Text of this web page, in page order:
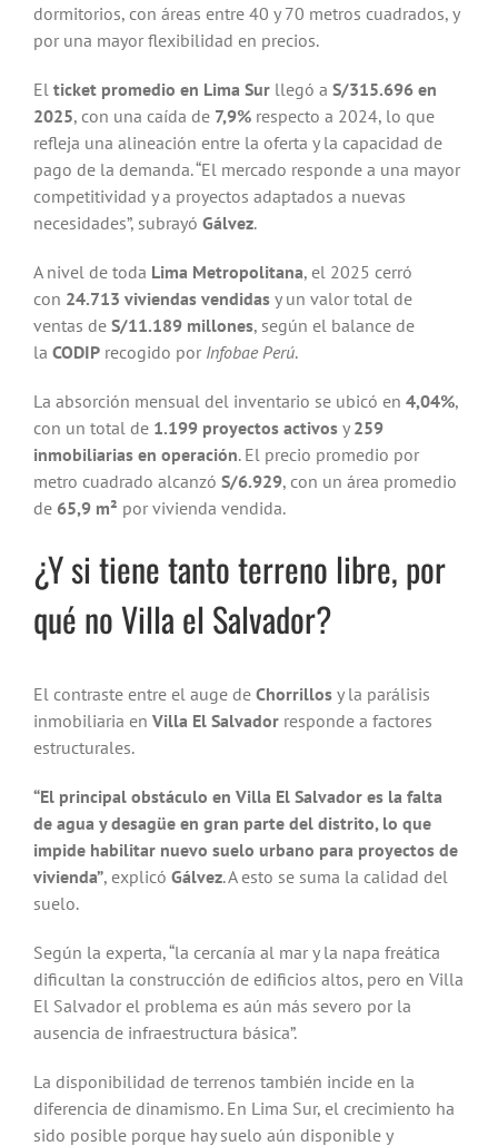
dormitorios, con áreas entre 40 y 70 metros cuadrados, y
por una mayor flexibilidad en precios.
El ticket promedio en Lima Sur llegó a S/315.696 en
2025, con una caída de 7,9% respecto a 2024, lo que
refleja una alineación entre la oferta y la capacidad de
pago de la demanda. “El mercado responde a una mayor
competitividad y a proyectos adaptados a nuevas
necesidades”, subrayó Gálvez.
A nivel de toda Lima Metropolitana, el 2025 cerró
con 24.713 viviendas vendidas y un valor total de
ventas de S/11.189 millones, según el balance de
la CODIP recogido por Infobae Perú.
La absorción mensual del inventario se ubicó en 4,04%,
con un total de 1.199 proyectos activos y 259
inmobiliarias en operación. El precio promedio por
metro cuadrado alcanzó S/6.929, con un área promedio
de 65,9 m² por vivienda vendida.
¿Y si tiene tanto terreno libre, por
qué no Villa el Salvador?
El contraste entre el auge de Chorrillos y la parálisis
inmobiliaria en Villa El Salvador responde a factores
estructurales.
“El principal obstáculo en Villa El Salvador es la falta
de agua y desagüe en gran parte del distrito, lo que
impide habilitar nuevo suelo urbano para proyectos de
vivienda”, explicó Gálvez. A esto se suma la calidad del
suelo.
Según la experta, “la cercanía al mar y la napa freática
dificultan la construcción de edificios altos, pero en Villa
El Salvador el problema es aún más severo por la
ausencia de infraestructura básica”.
La disponibilidad de terrenos también incide en la
diferencia de dinamismo. En Lima Sur, el crecimiento ha
sido posible porque hay suelo aún disponible y